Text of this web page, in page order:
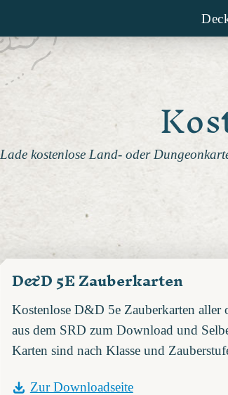
Lade kostenlose Land- oder
D&D 5E Zauberkarten
Kostenlose D&D 5e Zauberkarten aller
aus dem SRD zum Download und
Karten sind nach Klasse und
Zur Downloadseite